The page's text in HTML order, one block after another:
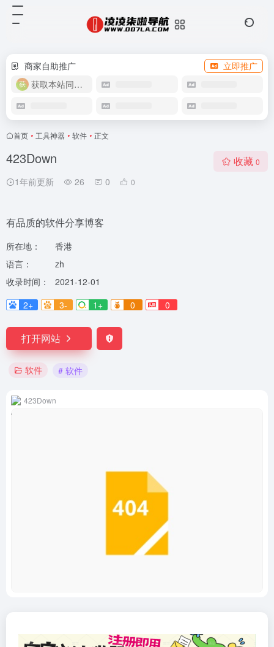
商家自助推广
立即推广
获取本站同款主题
首页 • 工具神器 • 软件 • 正文
423Down
1年前更新 26 0 0
收藏 0
有品质的软件分享博客
所在地：
香港
语言：
zh
收录时间：
2021-12-01
2+
3- 1+ 0 0
打开网站
软件 # 软件
423Down